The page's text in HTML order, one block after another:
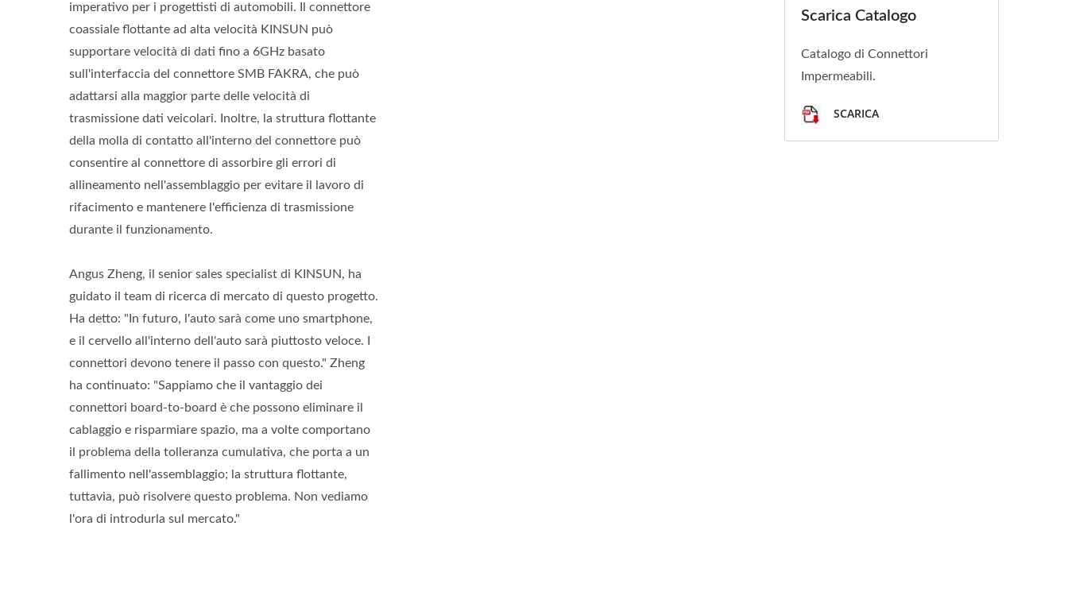
imperativo per i progettisti di automobili. Il connettore
coassiale flottante ad alta velocità KINSUN può
supportare velocità di dati fino a 6GHz basato
sull'interfaccia del connettore SMB FAKRA, che può
adattarsi alla maggior parte delle velocità di
trasmissione dati veicolari. Inoltre, la struttura flottante
della molla di contatto all'interno del connettore può
consentire al connettore di assorbire gli errori di
allineamento nell'assemblaggio per evitare il lavoro di
rifacimento e mantenere l'efficienza di trasmissione
durante il funzionamento.
Angus Zheng, il senior sales specialist di KINSUN, ha
guidato il team di ricerca di mercato di questo progetto.
Ha detto: "In futuro, l'auto sarà come uno smartphone,
e il cervello all'interno dell'auto sarà piuttosto veloce. I
connettori devono tenere il passo con questo." Zheng
ha continuato: "Sappiamo che il vantaggio dei
connettori board-to-board è che possono eliminare il
cablaggio e risparmiare spazio, ma a volte comportano
il problema della tolleranza cumulativa, che porta a un
fallimento nell'assemblaggio; la struttura flottante,
tuttavia, può risolvere questo problema. Non vediamo
l'ora di introdurla sul mercato."
Scarica Catalogo
Catalogo di Connettori
Impermeabili.
SCARICA